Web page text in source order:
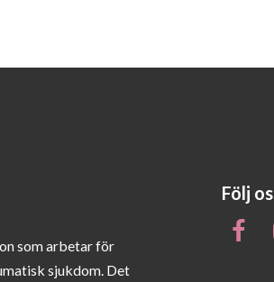
som arbetar för
sjukdom. Det
Följ